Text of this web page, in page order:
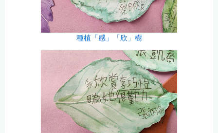
種植「感」「欣」樹